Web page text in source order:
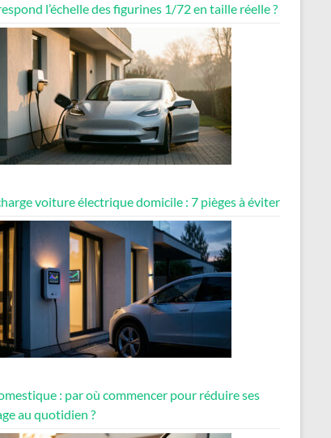
l’échelle des figurines 1/72 en taille réelle ?
voiture électrique domicile : 7 pièges à éviter
: par où commencer pour réduire ses
au quotidien ?